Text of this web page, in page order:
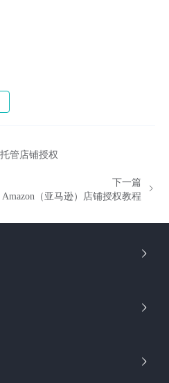
管店铺授权
下一篇
Amazon（亚马逊）店铺授权教程